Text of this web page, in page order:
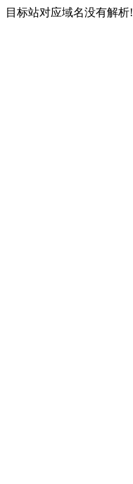
目标站对应域名没有解析!